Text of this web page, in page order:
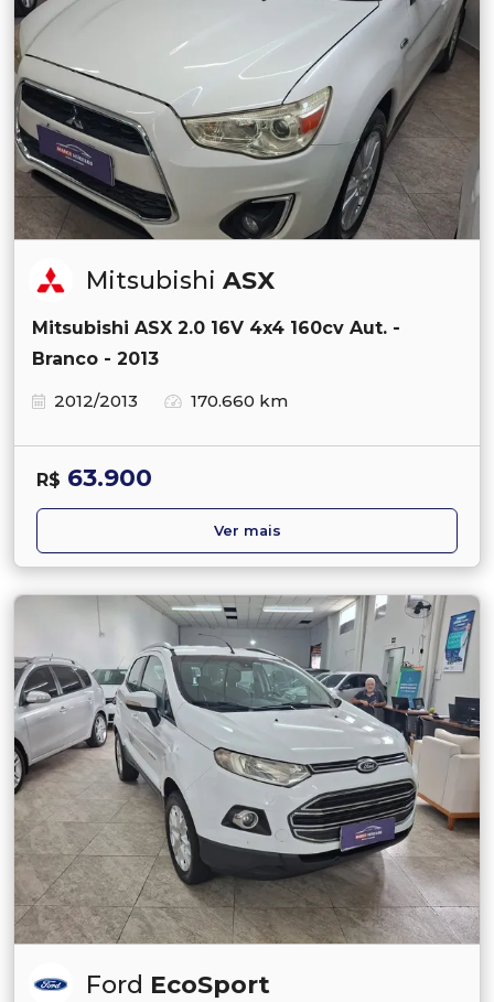
Mitsubishi ASX
Mitsubishi ASX 2.0 16V 4x4 160cv Aut. -
Branco - 2013
2012/2013
170.660 km
R$ 63.900
Ver mais
Ford EcoSport